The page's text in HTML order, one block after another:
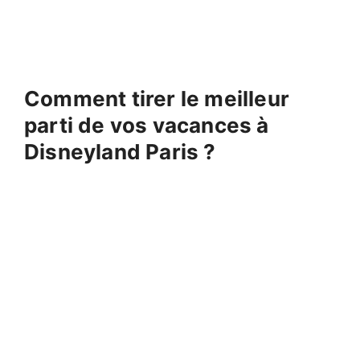
Comment tirer le meilleur
parti de vos vacances à
Disneyland Paris ?